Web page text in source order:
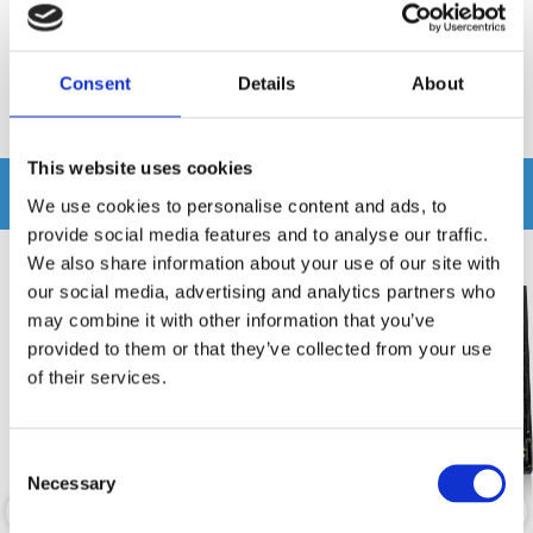
Consent Details About
This website uses cookies
We use cookies to personalise content and ads, to
provide social media features and to analyse our traffic.
We also share information about your use of our site with
our social media, advertising and analytics partners who
may combine it with other information that you’ve
provided to them or that they’ve collected from your use
of their services.
Selection
Necessary
Produkten har inga recensioner
Relaterade produkter
-6%